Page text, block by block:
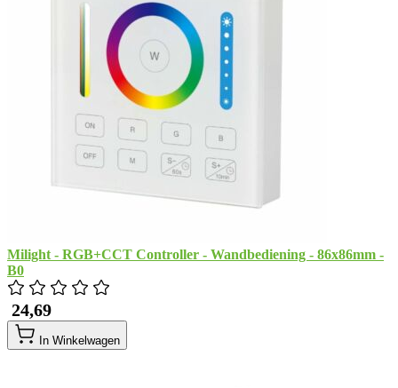
Milight - RGB+CCT Controller - Wandbediening - 86x86mm -
B0
​ 24,69
In Winkelwagen